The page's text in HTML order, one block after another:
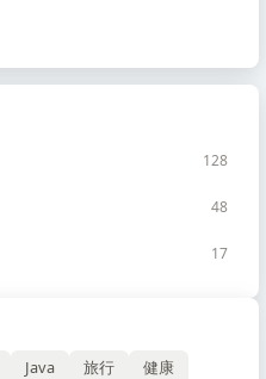
128
48
17
Java 旅行
健康